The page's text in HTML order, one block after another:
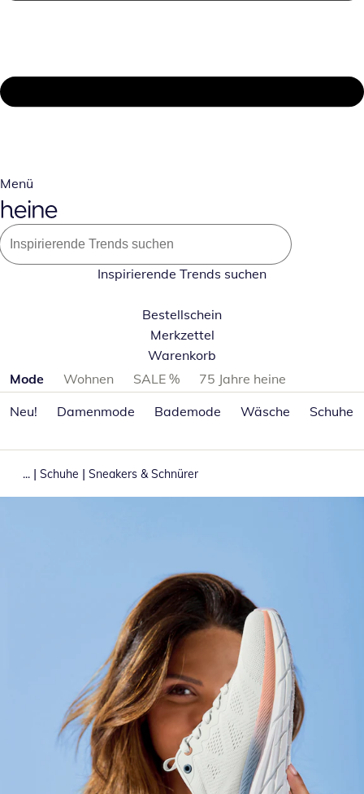
Menü
Inspirierende Trends suchen
Bestellschein
Merkzettel
Warenkorb
Produktkategorien überspringen
Mode Wohnen SALE %
75 Jahre heine
Neu!
Damenmode Bademode Wäsche Schuhe
... | Schuhe | Sneakers & Schnürer